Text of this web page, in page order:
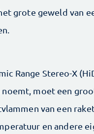
grote geweld van
Range Stereo-X
noemt, moet een
van een
en andere